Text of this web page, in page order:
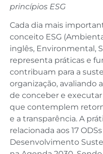
princípios ESG
Cada dia mais
conceito ESG
inglês, Environmental,
representa práticas e
contribuam para a
organização, avaliando
de conceber e
que contemplem
e a transparência. A
relacionada aos 17
Desenvolvimento